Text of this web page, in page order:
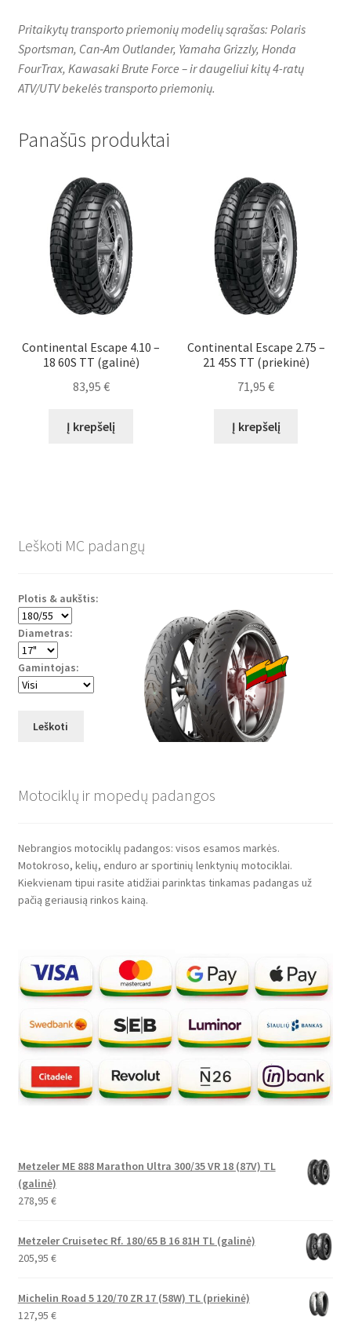
Pritaikytų transporto priemonių modelių sąrašas: Polaris
Sportsman, Can‑Am Outlander, Yamaha Grizzly, Honda
FourTrax, Kawasaki Brute Force – ir daugeliui kitų 4-ratų
ATV/UTV bekelės transporto priemonių.
Panašūs produktai
Continental Escape 4.10 –
18 60S TT (galinė)
83,95 €
Į krepšelį
Continental Escape 2.75 –
21 45S TT (priekinė)
71,95€
Į krepšelį
Leškoti MC padangų
Plotis & aukštis:
Diametras:
Gamintojas:
Leškoti
Motociklų ir mopedų padangos
Nebrangios motociklų padangos: visos esamos markės.
Motokroso, kelių, enduro ar sportinių lenktynių motociklai.
Kiekvienam tipui rasite atidžiai parinktas tinkamas padangas už
pačią geriausią rinkos kainą.
Metzeler ME 888 Marathon Ultra 300/35 VR 18 (87V) TL
(galinė)
278,95 €
Metzeler Cruisetec Rf. 180/65 B 16 81H TL (galinė)
205,95 €
Michelin Road 5 120/70 ZR 17 (58W) TL (priekinė)
127,95 €